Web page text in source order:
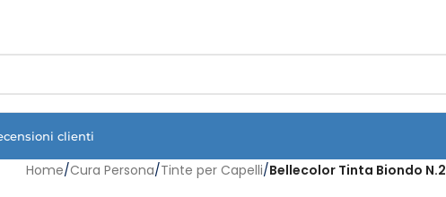
clienti
Home/Cura Persona/Tinte per Capelli/Bellecolor Tinta Biondo N.2